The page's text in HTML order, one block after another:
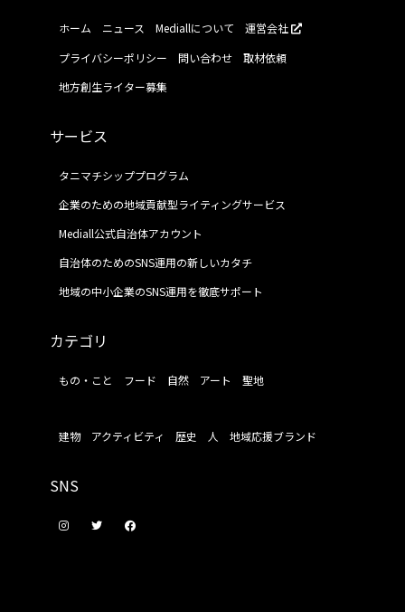
ホーム ニュース Mediallについて
運営会社
プライバシーポリシー
問い合わせ
取材依頼
地方創生ライター募集
サービス
タニマチシッププログラム
企業のための地域貢献型ライティングサービス
Mediall公式自治体アカウント
自治体のためのSNS運用の新しいカタチ
地域の中小企業のSNS運用を徹底サポート
カテゴリ
もの・こと フード 自然 アート 聖地
建物 アクティビティ 歴史 人 地域応援ブランド
SNS